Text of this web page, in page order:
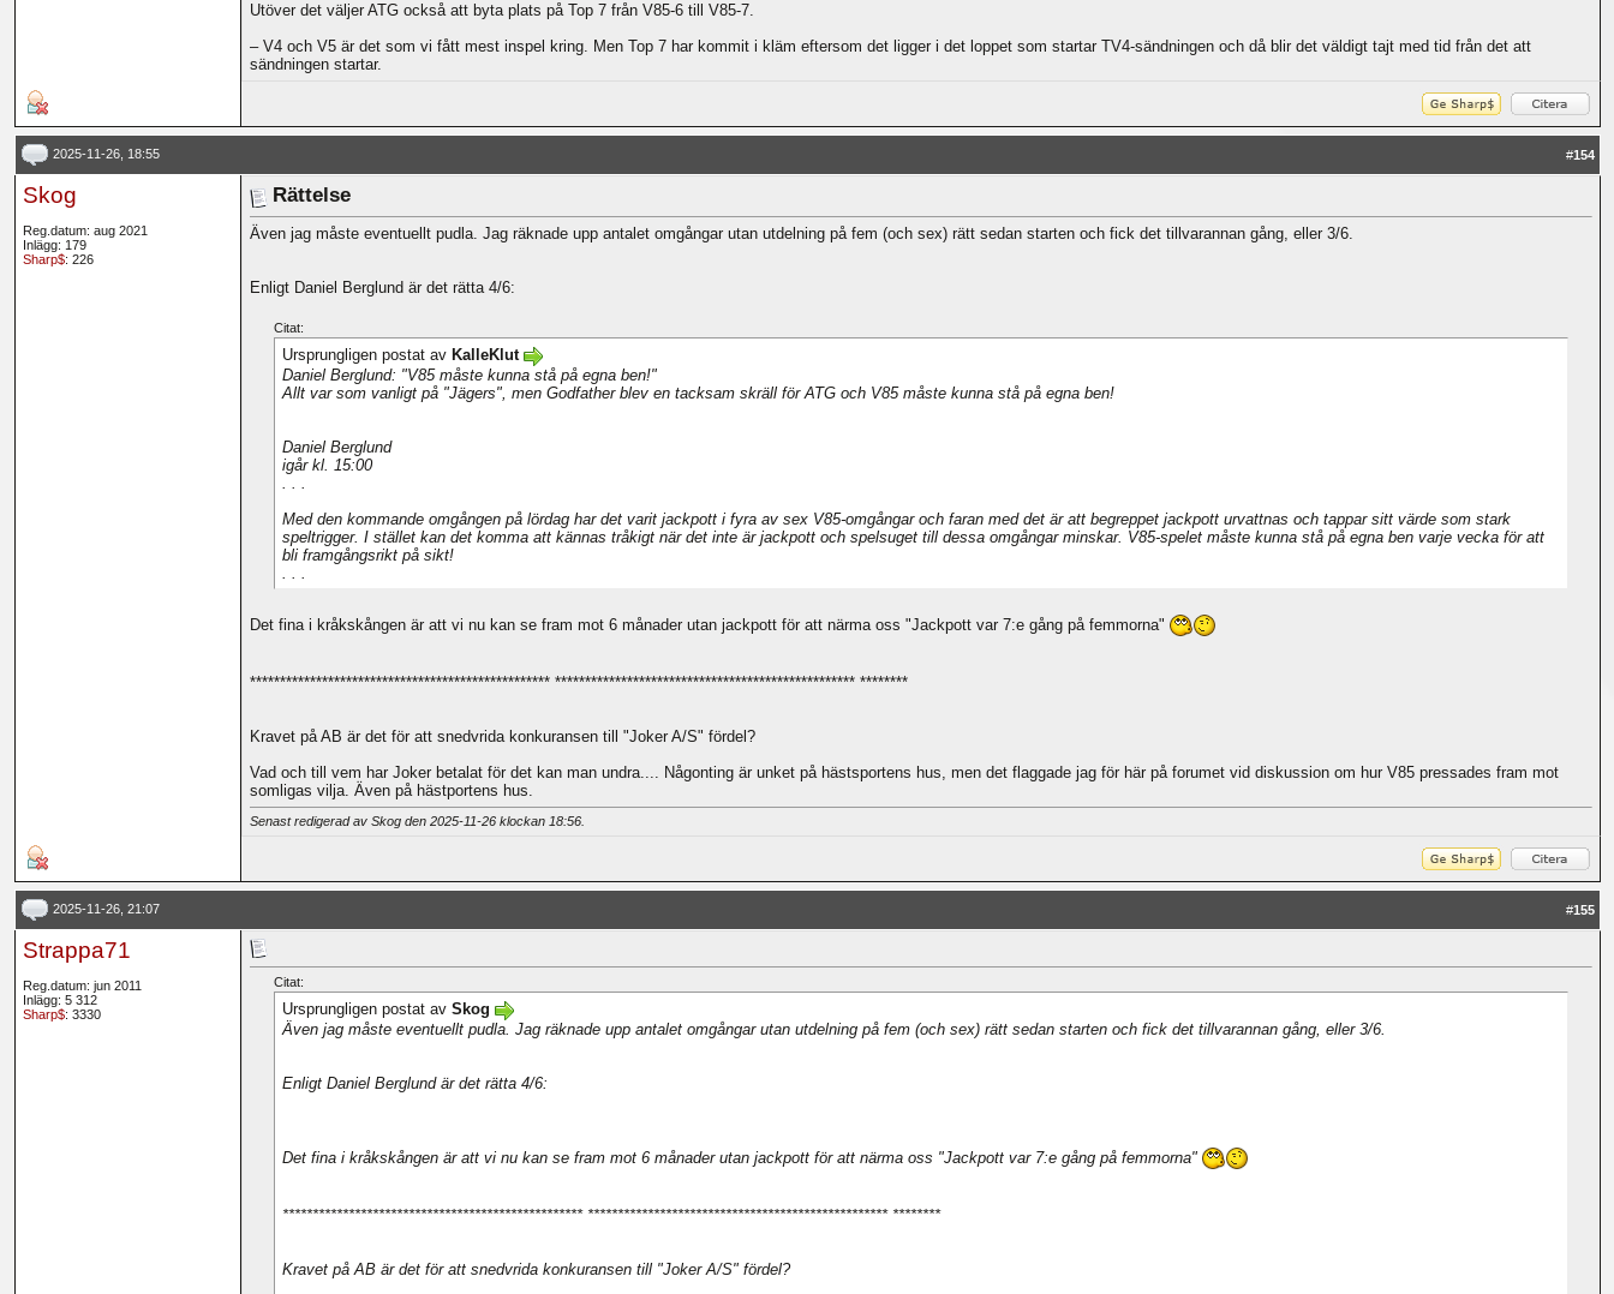
Utöver det väljer ATG också att byta plats på Top 7 från V85-6 till V85-7.
– V4 och V5 är det som vi fått mest inspel kring. Men Top 7 har kommit i kläm eftersom det ligger i det loppet som startar TV4-sändningen och då blir det väldigt tajt med tid från det att
sändningen startar.
2025-11-26, 18:55 #154
Skog
Reg.datum: aug 2021
Inlägg: 179
Sharp$: 226
Rättelse
Även jag måste eventuellt pudla. Jag räknade upp antalet omgångar utan utdelning på fem (och sex) rätt sedan starten och fick det tillvarannan gång, eller 3/6.
Enligt Daniel Berglund är det rätta 4/6:
Citat:
Ursprungligen postat av KalleKlut
Daniel Berglund: "V85 måste kunna stå på egna ben!"
Allt var som vanligt på "Jägers", men Godfather blev en tacksam skräll för ATG och V85 måste kunna stå på egna ben!
Daniel Berglund
igår kl. 15:00
Med den kommande omgången på lördag har det varit jackpott i fyra av sex V85-omgångar och faran med det är att begreppet jackpott urvattnas och tappar sitt värde som stark
speltrigger. I stället kan det komma att kännas tråkigt när det inte är jackpott och spelsuget till dessa omgångar minskar. V85-spelet måste kunna stå på egna ben varje vecka för att
bli framgångsrikt på sikt!
Det fina i kråkskången är att vi nu kan se fram mot 6 månader utan jackpott för att närma oss "Jackpott var 7:e gång på femmorna"
************************************************** ************************************************** ********
Kravet på AB är det för att snedvrida konkuransen till "Joker A/S" fördel?
Vad och till vem har Joker betalat för det kan man undra.... Någonting är unket på hästsportens hus, men det flaggade jag för här på forumet vid diskussion om hur V85 pressades fram mot
somligas vilja. Även på hästportens hus.
Senast redigerad av Skog den 2025-11-26 klockan 18:56.
2025-11-26, 21:07 #155
Strappa71
Reg.datum: jun 2011
Inlägg: 5 312
Sharp$: 3330
Citat:
Ursprungligen postat av Skog
Även jag måste eventuellt pudla. Jag räknade upp antalet omgångar utan utdelning på fem (och sex) rätt sedan starten och fick det tillvarannan gång, eller 3/6.
Enligt Daniel Berglund är det rätta 4/6:
Det fina i kråkskången är att vi nu kan se fram mot 6 månader utan jackpott för att närma oss "Jackpott var 7:e gång på femmorna"
************************************************** ************************************************** ********
Kravet på AB är det för att snedvrida konkuransen till "Joker A/S" fördel?